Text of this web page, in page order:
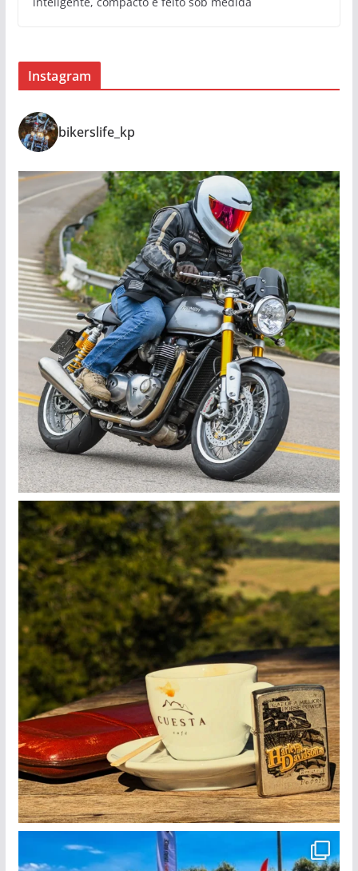
Instagram
bikerslife_kp